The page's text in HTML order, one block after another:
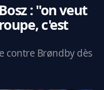
: "on veut
c'est
contre Brøndby dès